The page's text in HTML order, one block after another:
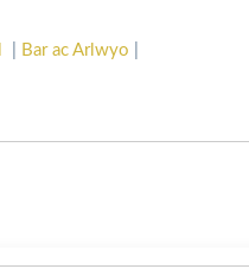
Bar ac Arlwyo